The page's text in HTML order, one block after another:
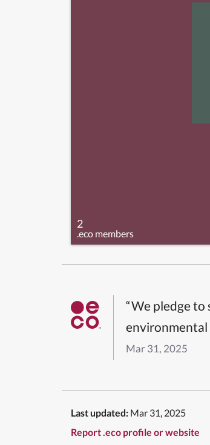
2
.eco members
“We pledge
environmental
Mar 31, 2025
Last updated: Mar 31, 2025
Report .eco profile or website